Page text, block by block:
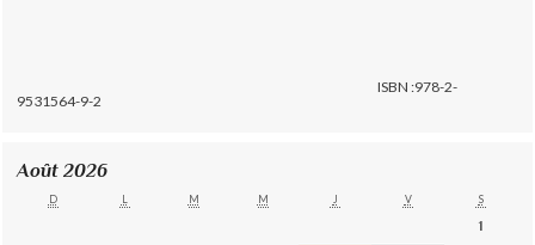
ISBN :978-2-
9531564-9-2
Août 2026
D L M M J V S
1